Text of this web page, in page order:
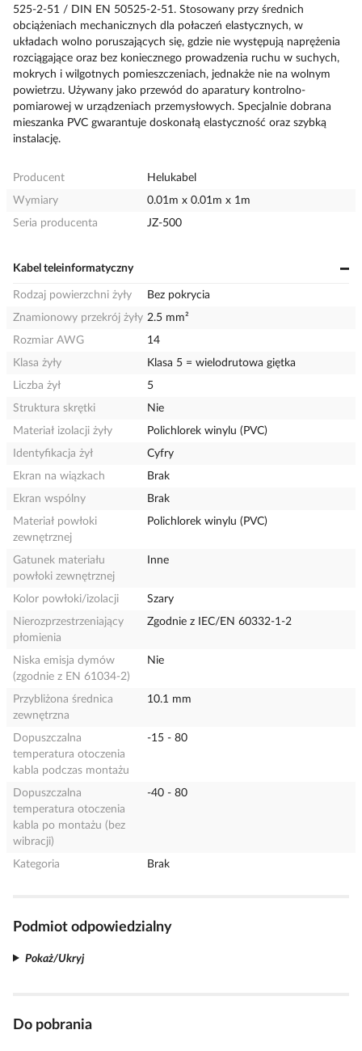
525-2-51 / DIN EN 50525-2-51. Stosowany przy średnich
obciążeniach mechanicznych dla połaczeń elastycznych, w
układach wolno poruszających się, gdzie nie występują naprężenia
rozciągające oraz bez koniecznego prowadzenia ruchu w suchych,
mokrych i wilgotnych pomieszczeniach, jednakże nie na wolnym
powietrzu. Używany jako przewód do aparatury kontrolno-
pomiarowej w urządzeniach przemysłowych. Specjalnie dobrana
mieszanka PVC gwarantuje doskonałą elastyczność oraz szybką
instalację.
Producent
Helukabel
Wymiary
0.01m x 0.01m x 1m
Seria producenta
JZ-500
Kabel teleinformatyczny
Rodzaj powierzchni żyły
Bez pokrycia
Znamionowy przekrój żyły 2.5 mm²
Rozmiar AWG
14
Klasa żyły
Klasa 5 = wielodrutowa giętka
Liczba żył
5
Struktura skrętki
Nie
Materiał izolacji żyły
Polichlorek winylu (PVC)
Identyfikacja żył
Cyfry
Ekran na wiązkach
Brak
Ekran wspólny
Brak
Materiał powłoki
zewnętrznej
Polichlorek winylu (PVC)
Gatunek materiału
powłoki zewnętrznej
Inne
Kolor powłoki/izolacji
Szary
Nierozprzestrzeniający
płomienia
Zgodnie z IEC/EN 60332-1-2
Niska emisja dymów
(zgodnie z EN 61034-2)
Nie
Przybliżona średnica
zewnętrzna
10.1 mm
Dopuszczalna
temperatura otoczenia
kabla podczas montażu
-15 - 80
Dopuszczalna
temperatura otoczenia
kabla po montażu (bez
wibracji)
-40 - 80
Kategoria Brak
Podmiot odpowiedzialny
Pokaż/Ukryj
Do pobrania